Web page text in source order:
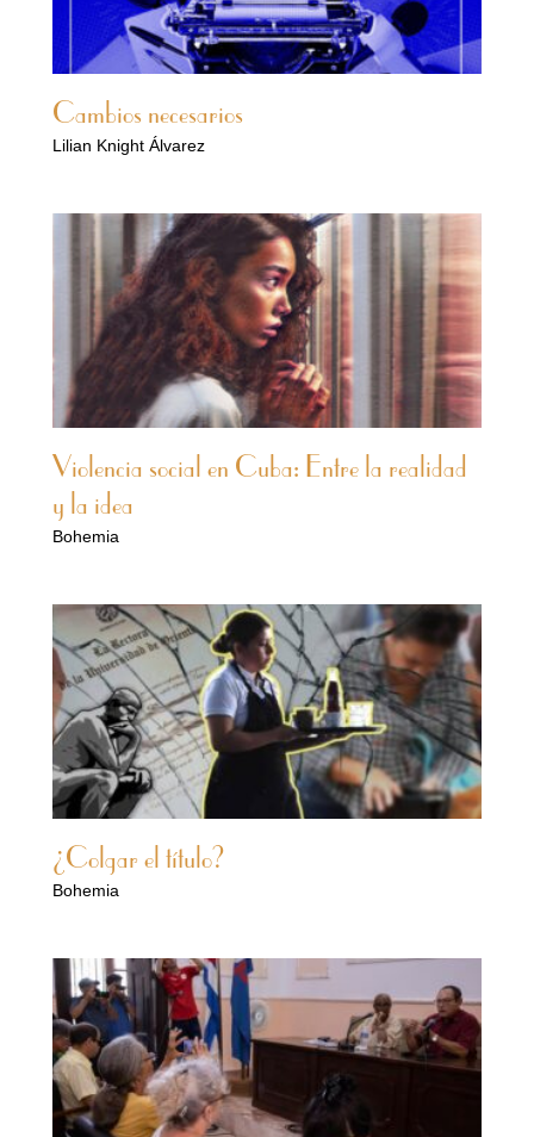
Cambios necesarios
Lilian Knight Álvarez
Violencia social en Cuba: Entre la realidad
y la idea
Bohemia
¿Colgar el título?
Bohemia